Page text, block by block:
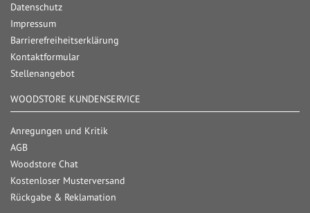
Datenschutz
Impressum
Barrierefreiheitserklärung
Kontaktformular
Stellenangebot
WOODSTORE KUNDENSERVICE
Anregungen und Kritik
AGB
Woodstore Chat
Kostenloser Musterversand
Rückgabe & Reklamation